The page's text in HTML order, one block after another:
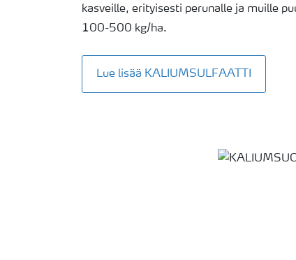
kasveille, erityisesti perunalle ja muille
100-500 kg/ha.
Lue lisää KALIUMSULFAATTI